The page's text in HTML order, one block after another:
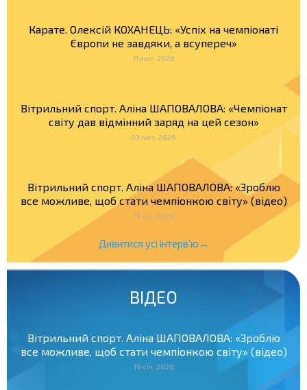
Карате. Олексій КОХАНЕЦЬ: «Успіх на чемпіонаті
Європи не завдяки, а всупереч»
11 лют. 2026
Вітрильний спорт. Аліна ШАПОВАЛОВА: «Чемпіонат
світу дав відмінний заряд на цей сезон»
03 лют. 2026
Вітрильний спорт. Аліна ШАПОВАЛОВА: «Зроблю
все можливе, щоб стати чемпіонкою світу» (відео)
19 січ. 2026
Дивитися усі інтерв'ю→
ВІДЕО
Вітрильний спорт. Аліна ШАПОВАЛОВА: «Зроблю
все можливе, щоб стати чемпіонкою світу» (відео)
19 січ. 2026